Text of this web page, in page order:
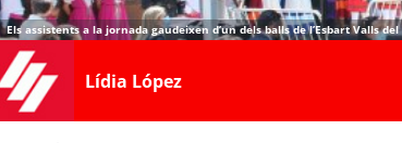
Els assistents a la jornada gaudeixen d’un dels balls de l’Esbart Valls
Lídia López